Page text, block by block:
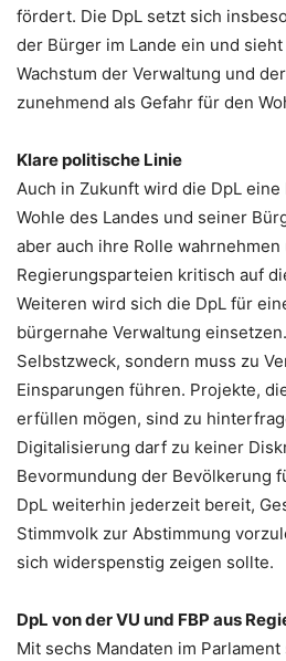
fördert. Die DpL setzt sich
der Bürger im Lande ein und
Wachstum der Verwaltung und
zunehmend als Gefahr für den
Klare politische Linie
Auch in Zukunft wird die DpL
Wohle des Landes und seiner
aber auch ihre Rolle wahrnehmen
Regierungsparteien kritisch auf
Weiteren wird sich die DpL für
bürgernahe Verwaltung
Selbstzweck, sondern muss zu
Einsparungen führen. Projekte,
erfüllen mögen, sind zu
Digitalisierung darf zu keiner
Bevormundung der Bevölkerung
DpL weiterhin jederzeit bereit,
Stimmvolk zur Abstimmung
sich widerspenstig zeigen sollte.
DpL von der VU und FBP aus
Mit sechs Mandaten im